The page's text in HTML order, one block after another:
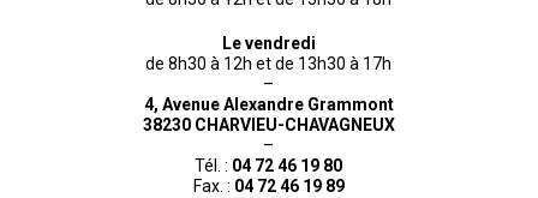
Le vendredi
de 8h30 à 12h et de 13h30 à 17h
–
4, Avenue Alexandre Grammont
38230 CHARVIEU-CHAVAGNEUX
–
Tél. : 04 72 46 19 80
Fax. : 04 72 46 19 89